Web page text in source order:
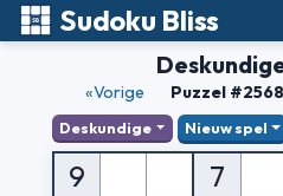
Sudoku Bliss
«Vorige Puzzel
Deskundige Nieuw spel
9 7